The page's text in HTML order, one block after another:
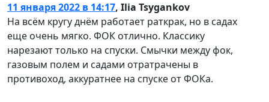
11 января 2022 в 14:17, Ilia Tsygankov
На всём кругу днём работает раткрак, но в садах
еще очень мягко. ФОК отлично. Классику
нарезают только на спуски. Смычки между фок,
газовым полем и садами отратрачены в
противоход, аккуратнее на спуске от ФОКа.